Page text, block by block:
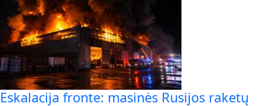
Eskalacija fronte: masinės Rusijos raketų